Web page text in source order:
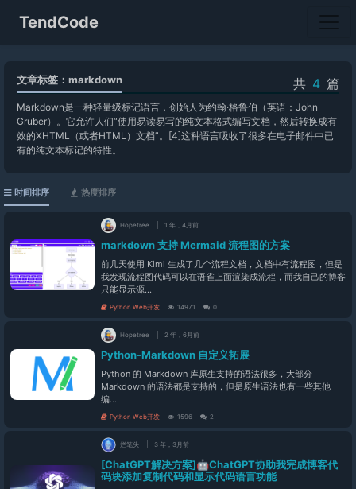
TendCode
共 4 篇
文章标签：markdown
Markdown是一种轻量级标记语言，创始人为约翰·格鲁伯（英语：John
Gruber）。它允许人们“使用易读易写的纯文本格式编写文档，然后转换成有
效的XHTML（或者HTML）文档”。[4]这种语言吸收了很多在电子邮件中已
有的纯文本标记的特性。
时间排序 热度排序
Hopetree 1 年，4月前
markdown 支持 Mermaid 流程图的方案
前几天使用 Kimi 生成了几个流程文档，文档中有流程图，但是
我发现流程图代码可以在语雀上面渲染成流程，而我自己的博客
只能显示源...
Python Web开发 14971 0
Hopetree 2 年，6月前
Python-Markdown 自定义拓展
Python 的 Markdown 库原生支持的语法很多，大部分
Markdown 的语法都是支持的，但是原生语法也有一些其他
编...
Python Web开发 1596 2
烂笔头 3 年，3月前
[ChatGPT解决方案]🤖️ChatGPT协助我完成博客代
码块添加复制代码和显示代码语言功能